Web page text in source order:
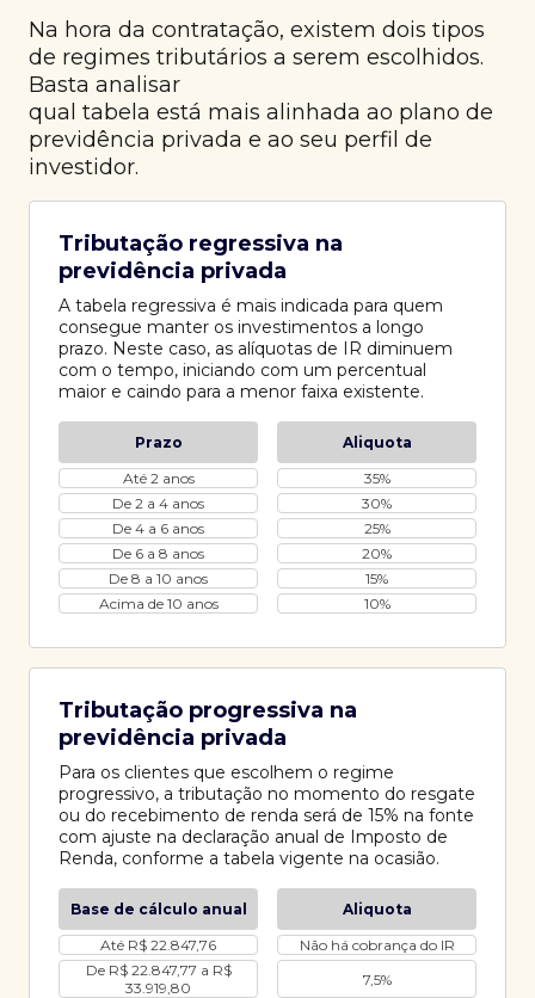
Na hora da contratação, existem dois tipos
de regimes tributários a serem escolhidos.
Basta analisar
qual tabela está mais alinhada ao plano de
previdência privada e ao seu perfil de
investidor.
Tributação regressiva na
previdência privada
A tabela regressiva é mais indicada para quem
consegue manter os investimentos a longo
prazo. Neste caso, as alíquotas de IR diminuem
com o tempo, iniciando com um percentual
maior e caindo para a menor faixa existente.
Prazo
Aliquota
Até 2 anos
35%
De 2 a 4 anos
30%
De 4 a 6 anos
25%
De 6 a 8 anos
20%
De 8 a 10 anos
15%
Acima de 10 anos
10%
Tributação progressiva na
previdência privada
Para os clientes que escolhem o regime
progressivo, a tributação no momento do resgate
ou do recebimento de renda será de 15% na fonte
com ajuste na declaração anual de Imposto de
Renda, conforme a tabela vigente na ocasião.
Base de cálculo anual
Aliquota
Até R$ 22.847,76
Não há cobrança do IR
De R$ 22.847,77 a R$
33.919,80
7,5%